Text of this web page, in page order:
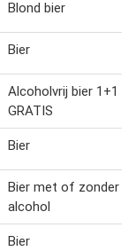
Blond bier
Bier
Alcoholvrij bier 1+1
GRATIS
Bier
Bier met of zonder
alcohol
Bier